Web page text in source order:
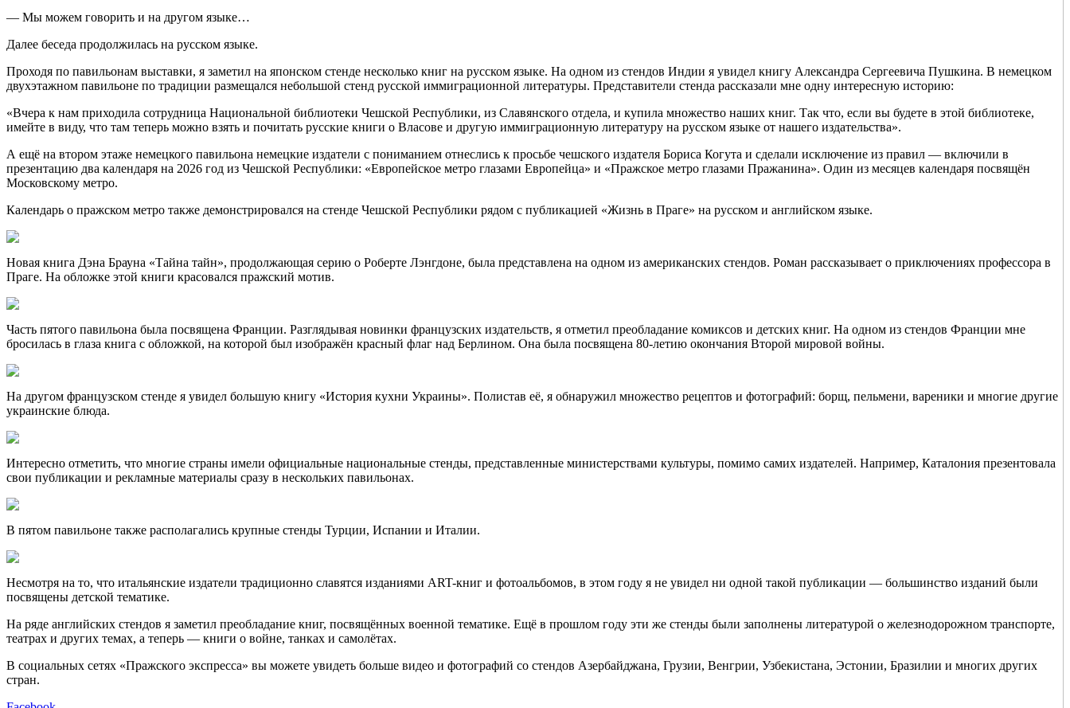
— Мы можем говорить и на другом языке…
Далее беседа продолжилась на русском языке.
Проходя по павильонам выставки, я заметил на японском стенде несколько книг на русском языке. На одном из стендов Индии я увидел книгу Александра Сергеевича Пушкина. В немецком
двухэтажном павильоне по традиции размещался небольшой стенд русской иммиграционной литературы. Представители стенда рассказали мне одну интересную историю:
«Вчера к нам приходила сотрудница Национальной библиотеки Чешской Республики, из Славянского отдела, и купила множество наших книг. Так что, если вы будете в этой библиотеке,
имейте в виду, что там теперь можно взять и почитать русские книги о Власове и другую иммиграционную литературу на русском языке от нашего издательства».
А ещё на втором этаже немецкого павильона немецкие издатели с пониманием отнеслись к просьбе чешского издателя Бориса Когута и сделали исключение из правил — включили в
презентацию два календаря на 2026 год из Чешской Республики: «Европейское метро глазами Европейца» и «Пражское метро глазами Пражанина». Один из месяцев календаря посвящён
Московскому метро.
Календарь о пражском метро также демонстрировался на стенде Чешской Республики рядом с публикацией «Жизнь в Праге» на русском и английском языке.
Новая книга Дэна Брауна «Тайна тайн», продолжающая серию о Роберте Лэнгдоне, была представлена на одном из американских стендов. Роман рассказывает о приключениях профессора в
Праге. На обложке этой книги красовался пражский мотив.
Часть пятого павильона была посвящена Франции. Разглядывая новинки французских издательств, я отметил преобладание комиксов и детских книг. На одном из стендов Франции мне
бросилась в глаза книга с обложкой, на которой был изображён красный флаг над Берлином. Она была посвящена 80-летию окончания Второй мировой войны.
На другом французском стенде я увидел большую книгу «История кухни Украины». Полистав её, я обнаружил множество рецептов и фотографий: борщ, пельмени, вареники и многие другие
украинские блюда.
Интересно отметить, что многие страны имели официальные национальные стенды, представленные министерствами культуры, помимо самих издателей. Например, Каталония презентовала
свои публикации и рекламные материалы сразу в нескольких павильонах.
В пятом павильоне также располагались крупные стенды Турции, Испании и Италии.
Несмотря на то, что итальянские издатели традиционно славятся изданиями ART-книг и фотоальбомов, в этом году я не увидел ни одной такой публикации — большинство изданий были
посвящены детской тематике.
На ряде английских стендов я заметил преобладание книг, посвящённых военной тематике. Ещё в прошлом году эти же стенды были заполнены литературой о железнодорожном транспорте,
театрах и других темах, а теперь — книги о войне, танках и самолётах.
В социальных сетях «Пражского экспресса» вы можете увидеть больше видео и фотографий со стендов Азербайджана, Грузии, Венгрии, Узбекистана, Эстонии, Бразилии и многих других
стран.